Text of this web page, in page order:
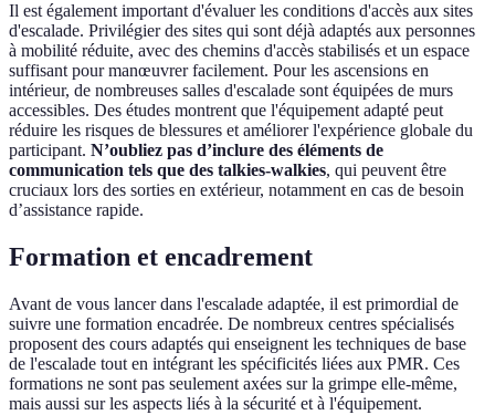
Il est également important d'évaluer les conditions d'accès aux sites
d'escalade. Privilégier des sites qui sont déjà adaptés aux personnes
à mobilité réduite, avec des chemins d'accès stabilisés et un espace
suffisant pour manœuvrer facilement. Pour les ascensions en
intérieur, de nombreuses salles d'escalade sont équipées de murs
accessibles. Des études montrent que l'équipement adapté peut
réduire les risques de blessures et améliorer l'expérience globale du
participant. N’oubliez pas d’inclure des éléments de
communication tels que des talkies-walkies, qui peuvent être
cruciaux lors des sorties en extérieur, notamment en cas de besoin
d’assistance rapide.
Formation et encadrement
Avant de vous lancer dans l'escalade adaptée, il est primordial de
suivre une formation encadrée. De nombreux centres spécialisés
proposent des cours adaptés qui enseignent les techniques de base
de l'escalade tout en intégrant les spécificités liées aux PMR. Ces
formations ne sont pas seulement axées sur la grimpe elle-même,
mais aussi sur les aspects liés à la sécurité et à l'équipement.